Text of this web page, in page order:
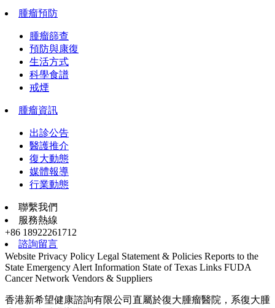
腫瘤預防
腫瘤篩查
預防與康復
生活方式
科學食譜
戒煙
腫瘤資訊
出診公告
醫護推介
復大動態
媒體報導
行業動態
聯繫我們
服務熱線
+86 18922261712
諮詢留言
Website Privacy Policy Legal Statement & Policies Reports to the
State Emergency Alert Information State of Texas Links FUDA
Cancer Network Vendors & Suppliers
香港新希望健康諮詢有限公司直屬於復大腫瘤醫院，系復大腫